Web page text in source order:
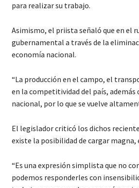
para realizar su trabajo.
Asimismo, el priista señaló que en el
gubernamental a través de la
economía nacional.
“La producción en el campo, el
en la competitividad del país,
nacional, por lo que se vuelve
El legislador criticó los dichos
existe la posibilidad de cargar magna,
“Es una expresión simplista que no
podemos responderles con